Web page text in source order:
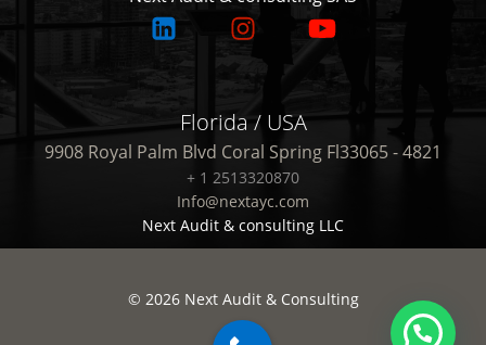
Florida / USA
9908 Royal Palm Blvd Coral Spring Fl33065 - 4821
+ 1 2513320870
Info@nextayc.com
Next Audit & consulting LLC
© 2026 Next Audit & Consulting